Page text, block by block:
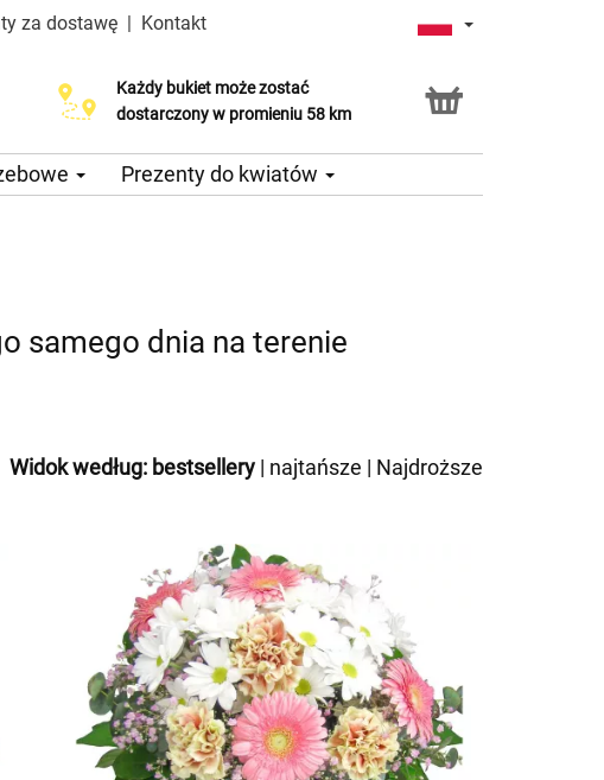
za dostawę | Kontakt
Każdy bukiet może zostać
dostarczony w promieniu 58 km
Prezenty do kwiatów
samego dnia na terenie
Widok według: bestsellery | najtańsze | Najdroższe